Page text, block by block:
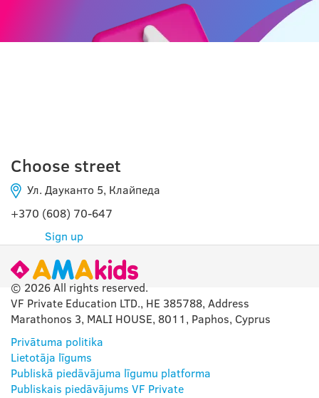
Choose street
Ул. Дауканто 5, Клайпеда
+370 (608) 70-647
Sign up
© 2026 All rights reserved.
VF Private Education LTD., HE 385788, Address
Marathonos 3, MALI HOUSE, 8011, Paphos, Cyprus
Privātuma politika
Lietotāja līgums
Publiskā piedāvājuma līgumu platforma
Publiskais piedāvājums VF Private